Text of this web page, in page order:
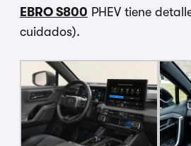
EBRO S800 PHEV tiene
cuidados).